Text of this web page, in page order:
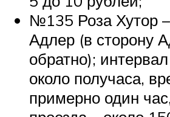
№135 Роза Хутор
Адлер (в сторону
обратно);
около получаса,
примерно один